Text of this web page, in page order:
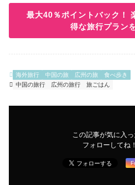
最大40％ポイントバック！
得な旅行プラン
海外旅行 中国の旅 広州の旅
食べ歩き
中国の旅行
広州の旅行 旅ごはん
この記事が気に入っ
フォローしてね！